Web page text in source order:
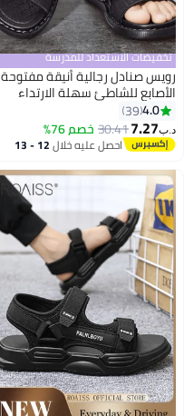
تخفيضات الاستعداد للمدرسة
رويس صنادل رجالية أنيقة مفتوحة
الأصابع للشاطئ سهلة الارتداء
بنقوش حروف، نعال خارجية مريحة
قابلة للتنفس ومقاومة للصدمات
ومقاومة للتآكل مع نعل مرن باللون
الأسود
4.0
39
د.ب‏7.27
30.41خصم 76%
احصل عليه خلال 12 - 13